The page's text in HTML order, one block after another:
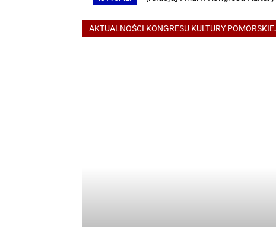
AKTUALNOŚCI KONGRESU KULTURY